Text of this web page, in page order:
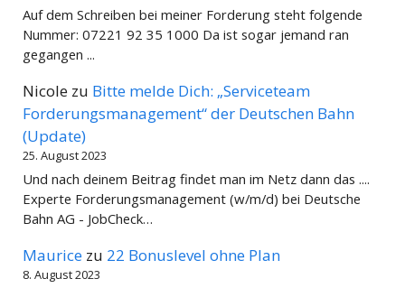
Auf dem Schreiben bei meiner Forderung steht folgende
Nummer: 07221 92 35 1000 Da ist sogar jemand ran
gegangen ...
Nicole zu Bitte melde Dich: „Serviceteam
Forderungsmanagement“ der Deutschen Bahn
(Update)
25. August 2023
Und nach deinem Beitrag findet man im Netz dann das ....
Experte Forderungsmanagement (w/m/d) bei Deutsche
Bahn AG - JobCheck…
Maurice zu 22 Bonuslevel ohne Plan
8. August 2023